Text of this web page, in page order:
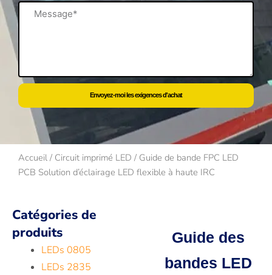
Message
Envoyez-moi les exigences d'achat
Accueil / Circuit imprimé LED / Guide de bande FPC LED
PCB Solution d’éclairage LED flexible à haute IRC
Catégories de
produits
LEDs 0805
LEDs 2835
Guide des
bandes LED